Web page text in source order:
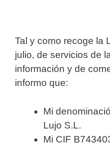
Tal y como recoge la
julio, de servicios de
información y de
informo que:
Mi
Lujo S.L.
Mi CIF